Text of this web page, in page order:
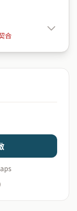
合
璞園屋久
存於伺服器